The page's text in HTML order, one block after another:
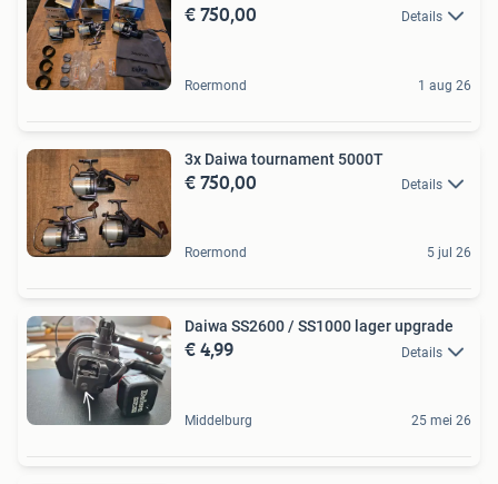
€ 750,00 Details
Roermond 1 aug 26
3x Daiwa tournament 5000T
€ 750,00 Details
Roermond 5 jul 26
Daiwa SS2600 / SS1000 lager upgrade
€ 4,99 Details
Middelburg 25 mei 26